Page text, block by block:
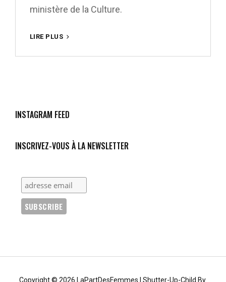
ministère de la Culture.
LIRE PLUS
AUX
?
INSTAGRAM FEED
INSCRIVEZ-VOUS À LA NEWSLETTER
Copyright © 2026 LaPartDesFemmes Shutter-Up-Child By